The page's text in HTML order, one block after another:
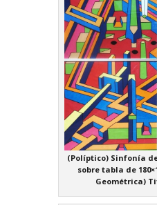
(Políptico) Sinfonía
sobre tabla de
Geométrica)